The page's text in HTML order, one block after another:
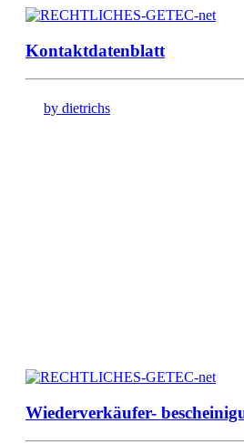
Kontaktdatenblatt
by dietrichs
Wiederverkäufer-